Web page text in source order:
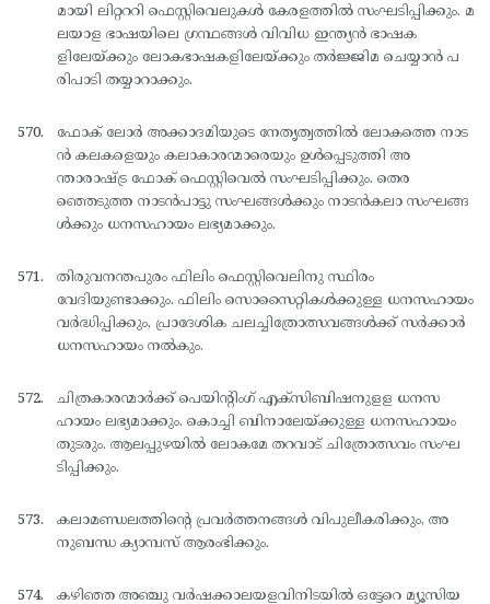
മായി ലിറ്റററി ഫെസ്റ്റിവെലുകള്‍ കേരളത്തില്‍ സംഘടിപ്പിക്കും. മ
ലയാള ഭാഷയിലെ ഗ്രന്ഥങ്ങള്‍ വിവിധ ഇന്ത്യന്‍ ഭാഷക
ളിലേയ്ക്കും ലോകഭാഷകളിലേയ്ക്കും തര്‍ജ്ജിമ ചെയ്യാന്‍ പ
രിപാടി തയ്യാറാക്കും.
ഫോക് ലോര്‍ അക്കാദമിയുടെ നേതൃത്വത്തില്‍ ലോകത്തെ നാട
ന്‍ കലകളെയും കലാകാരന്മാരെയും ഉള്‍പ്പെടുത്തി അ
ന്താരാഷ്ട്ര ഫോക് ഫെസ്റ്റിവെല്‍ സംഘടിപ്പിക്കും. തെര
ഞ്ഞെടുത്ത നാടന്‍പാട്ടു സംഘങ്ങള്‍ക്കും നാടന്‍കലാ സംഘങ്ങ
ള്‍ക്കും ധനസഹായം ലഭ്യമാക്കും.
തിരുവനന്തപുരം ഫിലിം ഫെസ്റ്റിവെലിനു സ്ഥിരം
വേദിയുണ്ടാക്കും. ഫിലിം സൊസൈറ്റികള്‍ക്കുള്ള ധനസഹായം
വര്‍ദ്ധിപ്പിക്കും, പ്രാദേശിക ചലച്ചിത്രോത്സവങ്ങള്‍ക്ക് സര്‍ക്കാര്‍
ധനസഹായം നല്‍കും.
ചിത്രകാരന്മാര്‍ക്ക് പെയിന്റിംഗ് എക്സിബിഷനുളള ധനസ
ഹായം ലഭ്യമാക്കും. കൊച്ചി ബിനാലേയ്ക്കുള്ള ധനസഹായം
തുടരും. ആലപ്പുഴയില്‍ ലോകമേ തറവാട് ചിത്രോത്സവം സംഘ
ടിപ്പിക്കും.
കലാമണ്ഡലത്തിന്റെ പ്രവര്‍ത്തനങ്ങള്‍ വിപുലീകരിക്കും, അ
നുബന്ധ ക്യാമ്പസ് ആരംഭിക്കും.
കഴിഞ്ഞ അഞ്ചു വര്‍ഷക്കാലയളവിനിടയില്‍ ഒട്ടേറെ മ്യൂസിയ